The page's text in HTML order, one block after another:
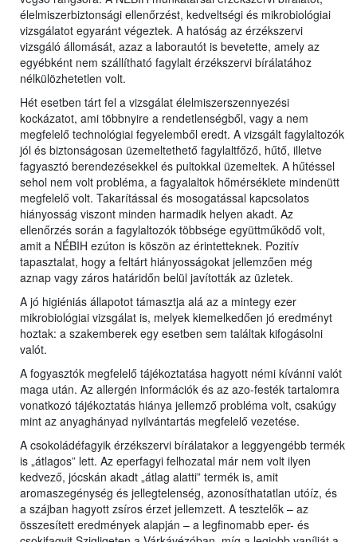
élelmiszerbiztonsági ellenőrzést, kedveltségi és mikrobiológiai
vizsgálatot egyaránt végeztek. A hatóság az érzékszervi
vizsgáló állomását, azaz a laborautót is bevetette, amely az
egyébként nem szállítható fagylalt érzékszervi bírálatához
nélkülözhetetlen volt.
Hét esetben tárt fel a vizsgálat élelmiszerszennyezési
kockázatot, ami többnyire a rendetlenségből, vagy a nem
megfelelő technológiai fegyelemből eredt. A vizsgált fagylaltozók
jól és biztonságosan üzemeltethető fagylaltfőző, hűtő, illetve
fagyasztó berendezésekkel és pultokkal üzemeltek. A hűtéssel
sehol nem volt probléma, a fagyalaltok hőmérséklete mindenütt
megfelelő volt. Takarítással és mosogatással kapcsolatos
hiányosság viszont minden harmadik helyen akadt. Az
ellenőrzés során a fagylaltozók többsége együttműködő volt,
amit a NÉBIH ezúton is köszön az érintetteknek. Pozitív
tapasztalat, hogy a feltárt hiányosságokat jellemzően még
aznap vagy záros határidőn belül javították az üzletek.
A jó higiéniás állapotot támasztja alá az a mintegy ezer
mikrobiológiai vizsgálat is, melyek kiemelkedően jó eredményt
hoztak: a szakemberek egy esetben sem találtak kifogásolni
valót.
A fogyasztók megfelelő tájékoztatása hagyott némi kívánni valót
maga után. Az allergén információk és az azo-festék tartalomra
vonatkozó tájékoztatás hiánya jellemző probléma volt, csakúgy
mint az anyaghányad nyilvántartás megfelelő vezetése.
A csokoládéfagyik érzékszervi bírálatakor a leggyengébb termék
is „átlagos” lett. Az eperfagyi felhozatal már nem volt ilyen
kedvező, jócskán akadt „átlag alatti” termék is, amit
aromaszegénység és jellegtelenség, azonosíthatatlan utóíz, és
a szájban hagyott zsíros érzet jellemzett. A tesztelők – az
összesített eredmények alapján – a legfinomabb eper- és